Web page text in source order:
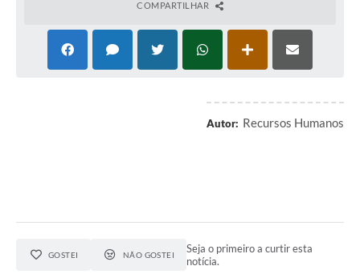
COMPARTILHAR
Autor: Recursos Humanos
GOSTEI NÃO GOSTEI
Seja o primeiro a curtir esta
notícia.